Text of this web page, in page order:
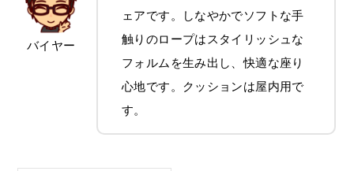
バイヤー
ェアです。しなやかでソフトな手
触りのロープはスタイリッシュな
フォルムを生み出し、快適な座り
心地です。クッションは屋内用で
す。